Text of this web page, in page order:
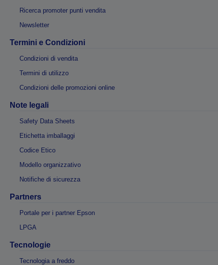
Ricerca promoter punti vendita
Newsletter
Termini e Condizioni
Condizioni di vendita
Termini di utilizzo
Condizioni delle promozioni online
Note legali
Safety Data Sheets
Etichetta imballaggi
Codice Etico
Modello organizzativo
Notifiche di sicurezza
Partners
Portale per i partner Epson
LPGA
Tecnologie
Tecnologia a freddo